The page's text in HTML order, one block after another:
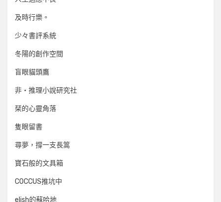
及時行樂。
少々書評系統
冬陽的創作空間
盲眼貓頭鷹
非‧推理小說研究社
栞的心靈角落
隻眼留書
尋夢，撐一支長篙
寶石般的文具箱
COCCUS推坑中
elish的蘇哈地